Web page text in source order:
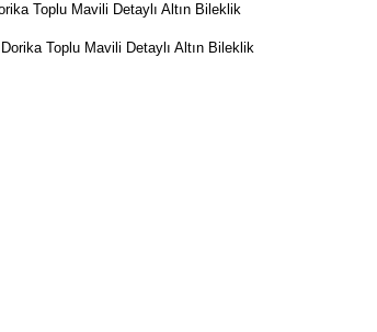
Toplu Mavili Detaylı Altın Bileklik